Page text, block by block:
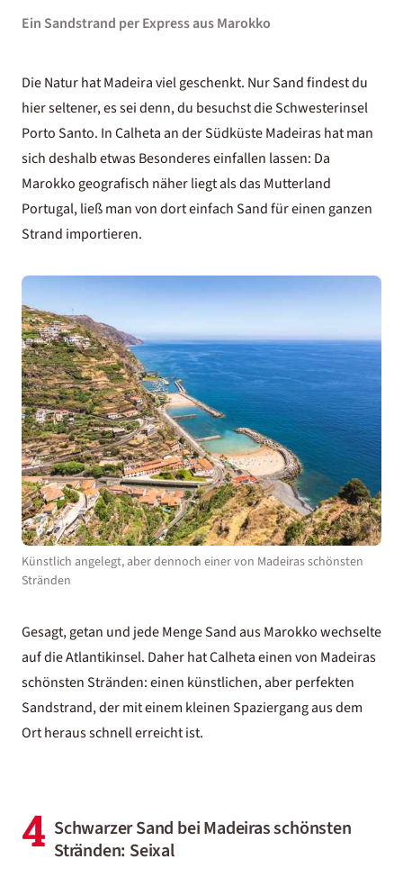
Ein Sandstrand per Express aus Marokko
Die Natur hat Madeira viel geschenkt. Nur Sand findest du
hier seltener, es sei denn, du besuchst die Schwesterinsel
Porto Santo. In Calheta an der Südküste Madeiras hat man
sich deshalb etwas Besonderes einfallen lassen: Da
Marokko geografisch näher liegt als das Mutterland
Portugal, ließ man von dort einfach Sand für einen ganzen
Strand importieren.
Künstlich angelegt, aber dennoch einer von Madeiras schönsten
Stränden
Gesagt, getan und jede Menge Sand aus Marokko wechselte
auf die Atlantikinsel. Daher hat Calheta einen von Madeiras
schönsten Stränden: einen künstlichen, aber perfekten
Sandstrand, der mit einem kleinen Spaziergang aus dem
Ort heraus schnell erreicht ist.
4 Schwarzer Sand bei Madeiras schönsten
Stränden: Seixal